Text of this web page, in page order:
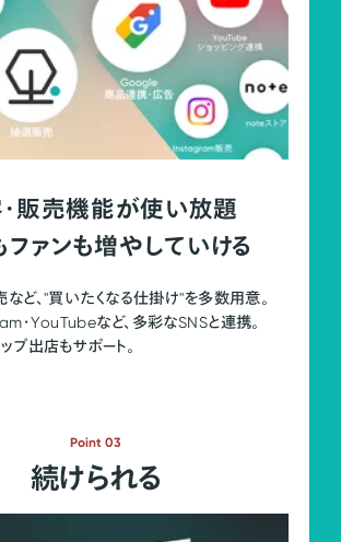
販売機能が使い放題
ファンも増やしていける
ど、"買いたくなる仕掛け"を多数用意。
・YouTubeなど、多彩なSNSと連携。
プ出店もサポート。
Point 03
続けられる